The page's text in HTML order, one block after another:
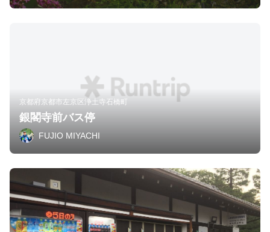
京都府京都市左京区浄土寺石橋町
銀閣寺前バス停
FUJIO MIYACHI